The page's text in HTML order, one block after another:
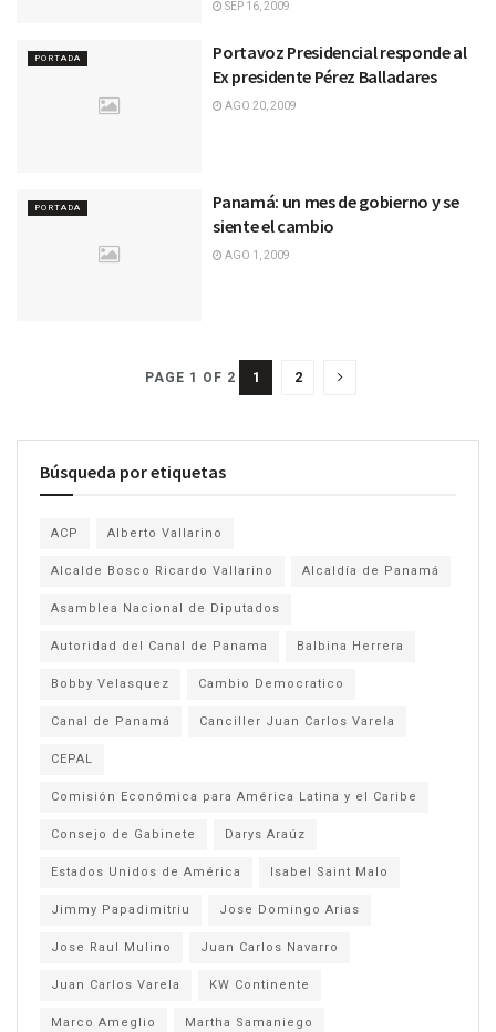
SEP 16, 2009
PORTADA
Portavoz Presidencial responde al
Ex presidente Pérez Balladares
AGO 20, 2009
PORTADA
Panamá: un mes de gobierno y se
siente el cambio
AGO 1, 2009
PAGE 1 OF 2 1 2
Búsqueda por etiquetas
ACP Alberto Vallarino
Alcalde Bosco Ricardo Vallarino Alcaldía de Panamá
Asamblea Nacional de Diputados
Autoridad del Canal de Panama Balbina Herrera
Bobby Velasquez Cambio Democratico
Canal de Panamá Canciller Juan Carlos Varela
CEPAL
Comisión Económica para América Latina y el Caribe
Consejo de Gabinete Darys Araúz
Estados Unidos de América Isabel Saint Malo
Jimmy Papadimitriu Jose Domingo Arias
Jose Raul Mulino Juan Carlos Navarro
Juan Carlos Varela KW Continente
Marco Ameglio Martha Samaniego